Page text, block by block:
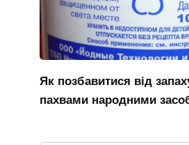
Як позбавитися від
пахвами народними